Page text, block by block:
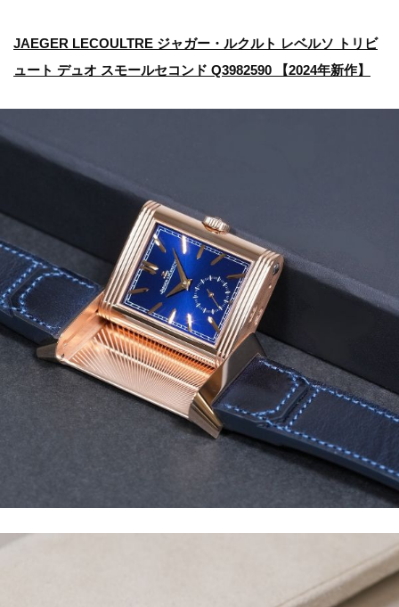
JAEGER LECOULTRE ジャガー・ルクルト レベルソ トリビ
ュート デュオ スモールセコンド Q3982590 【2024年新作】